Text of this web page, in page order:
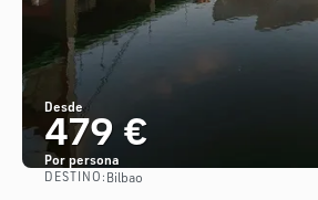
Desde
479 €
Por persona
DESTINO: Bilbao